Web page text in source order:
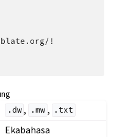
!
.dw , .mw , .txt
Ekabahasa